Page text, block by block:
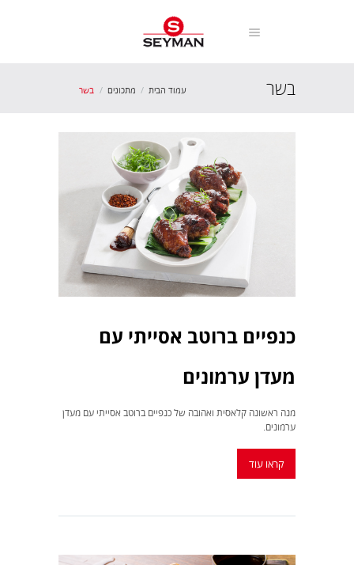
בשר עמוד הבית מתכונים בשר
כנפיים ברוטב אסייתי עם
מעדן ערמונים
מנה ראשונה קלאסית ואהובה של כנפיים ברוטב אסייתי עם מעדן
ערמונים.
קראו עוד